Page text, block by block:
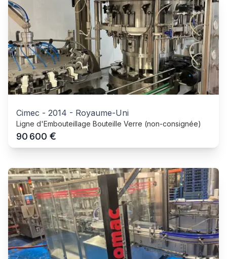
Cimec - 2014 - Royaume-Uni
Ligne d'Embouteillage Bouteille Verre (non-consignée)
90 600 €